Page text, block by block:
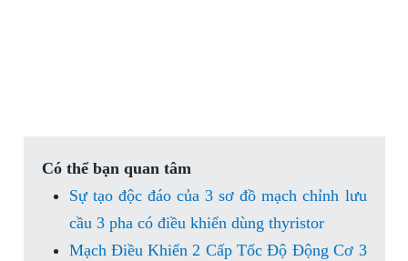
Có thể bạn quan tâm
Sự tạo độc đáo của 3 sơ đồ mạch chỉnh lưu
cầu 3 pha có điều khiển dùng thyristor
Mạch Điều Khiển 2 Cấp Tốc Độ Động Cơ 3